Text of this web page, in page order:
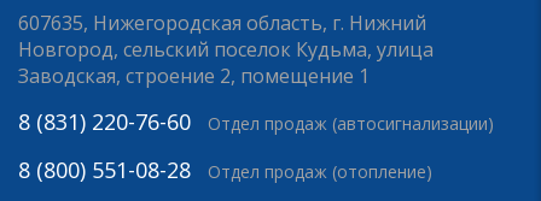
607635, Нижегородская область, г. Нижний
Новгород, сельский поселок Кудьма, улица
Заводская, строение 2, помещение 1
8 (831) 220-76-60 Отдел продаж (автосигнализации)
8 (800) 551-08-28 Отдел продаж (отопление)